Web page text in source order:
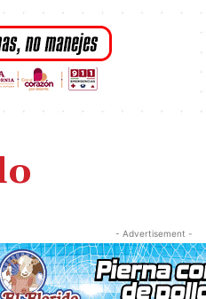
- Advertisement -